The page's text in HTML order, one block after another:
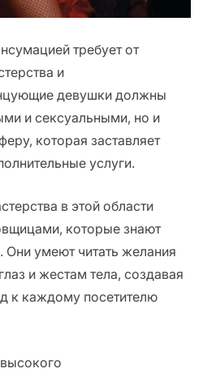
требует от
и
девушки должны
и сексуальными, но и
которая заставляет
услуги.
в этой области
которые знают
Они умеют читать желания
и жестам тела, создавая
к каждому посетителю